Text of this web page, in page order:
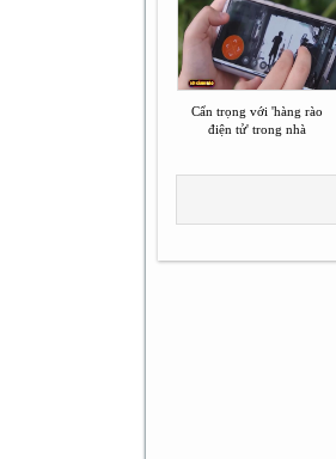
Cẩn trọng với 'hàng rào
điện tử' trong nhà